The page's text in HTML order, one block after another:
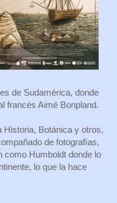
de Sudamérica, donde
francés Aimé Bonpland.
Historia, Botánica y otros,
de fotografías,
como Humboldt donde lo
lo que la hace